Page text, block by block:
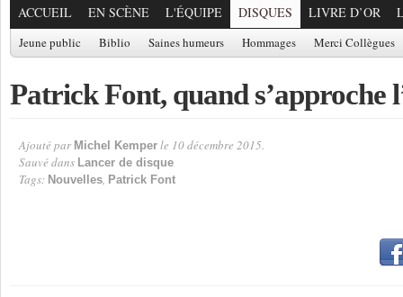
ACCUEIL EN SCÈNE L'ÉQUIPE DISQUES LIVRE D’OR
Jeune public Biblio Saines humeurs Hommages Merci Collègues
Patrick Font, quand
Ajouté par Michel Kemper le 10 décembre 2015.
Sauvé dans Lancer de disque
Tags: Nouvelles, Patrick Font